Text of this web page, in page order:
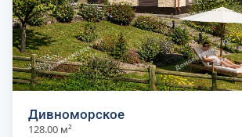
Дивноморское
128.00 м²